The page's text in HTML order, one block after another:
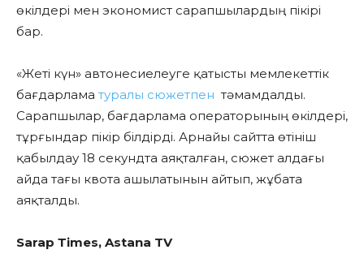
өкілдері мен экономист сарапшылардың пікірі
бар.
«Жеті күн» автонесиелеуге қатысты мемлекеттік
бағдарлама туралы сюжетпен тәмамдалды.
Сарапшылар, бағдарлама операторының өкілдері,
тұрғындар пікір білдірді. Арнайы сайтта өтініш
қабылдау 18 секундта аяқталған, сюжет алдағы
айда тағы квота ашылатынын айтып, жұбата
аяқталды.
Sarap Тimes, Astana TV